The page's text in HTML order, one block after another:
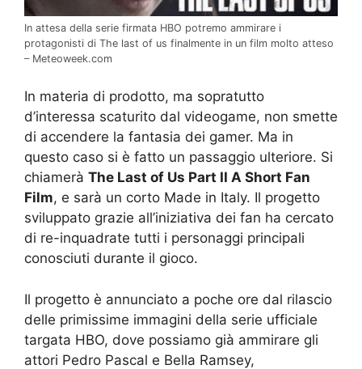
In attesa della serie firmata HBO potremo ammirare i
protagonisti di The last of us finalmente in un film molto atteso
– Meteoweek.com
In materia di prodotto, ma sopratutto
d’interessa scaturito dal videogame, non smette
di accendere la fantasia dei gamer. Ma in
questo caso si è fatto un passaggio ulteriore. Si
chiamerà The Last of Us Part II A Short Fan
Film, e sarà un corto Made in Italy. Il progetto
sviluppato grazie all’iniziativa dei fan ha cercato
di re-inquadrate tutti i personaggi principali
conosciuti durante il gioco.
Il progetto è annunciato a poche ore dal rilascio
delle primissime immagini della serie ufficiale
targata HBO, dove possiamo già ammirare gli
attori Pedro Pascal e Bella Ramsey,